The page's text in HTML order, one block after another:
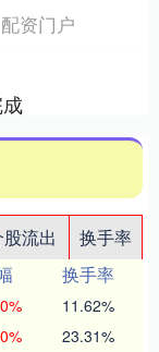
配资门户
流出
换手率
换手率
11.62%
23.31%